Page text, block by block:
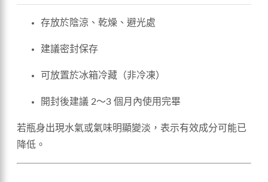
存放於陰涼、乾燥、避光處
建議密封保存
可放置於冰箱冷藏（非冷凍）
開封後建議 2～3 個月內使用完畢
若瓶身出現水氣或氣味明顯變淡，表示有效成分可能已
降低。